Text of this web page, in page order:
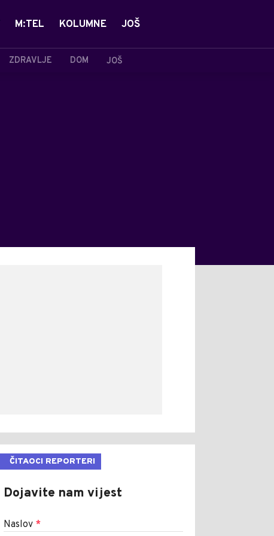
ZDRAVLJE DOM JOŠ
M:TEL KOLUMNE JOŠ
ČITAOCI REPORTERI
Dojavite nam vijest
Naslov *